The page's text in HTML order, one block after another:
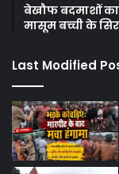
बेखौफ बदमाशों का
मासूम बच्ची के
Last Modified